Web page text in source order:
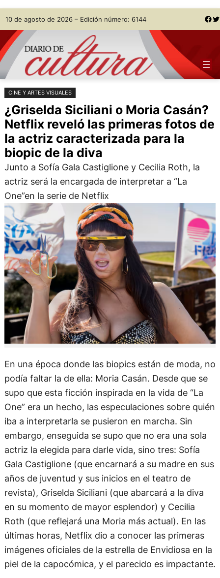
Saltar
al
contenido
Skip
to
content
10 de agosto de 2026 – Edición número: 6144 Facebook Twitter
CINE Y ARTES VISUALES
¿Griselda Siciliani o Moria Casán?
Netflix reveló las primeras fotos de
la actriz caracterizada para la
biopic de la diva
Junto a Sofía Gala Castiglione y Cecilia Roth, la
actriz será la encargada de interpretar a “La
One”en la serie de Netflix
En una época donde las biopics están de moda, no
podía faltar la de ella: Moria Casán. Desde que se
supo que esta ficción inspirada en la vida de “La
One” era un hecho, las especulaciones sobre quién
iba a interpretarla se pusieron en marcha. Sin
embargo, enseguida se supo que no era una sola
actriz la elegida para darle vida, sino tres: Sofía
Gala Castiglione (que encarnará a su madre en sus
años de juventud y sus inicios en el teatro de
revista), Griselda Siciliani (que abarcará a la diva
en su momento de mayor esplendor) y Cecilia
Roth (que reflejará una Moria más actual). En las
últimas horas, Netflix dio a conocer las primeras
imágenes oficiales de la estrella de Envidiosa en la
piel de la capocómica, y el parecido es impactante.